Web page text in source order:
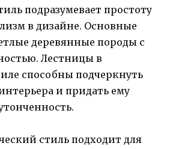
подразумевает простоту
в дизайне. Основные
деревянные породы с
Лестницы в
способны подчеркнуть
и придать ему
стиль подходит для